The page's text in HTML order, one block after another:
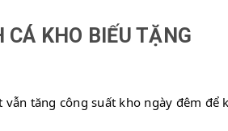
CÁ KHO BIẾU TẶNG
vẫn tăng công suất kho ngày đêm để